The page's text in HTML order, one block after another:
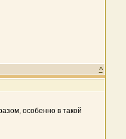
^
особенно в такой